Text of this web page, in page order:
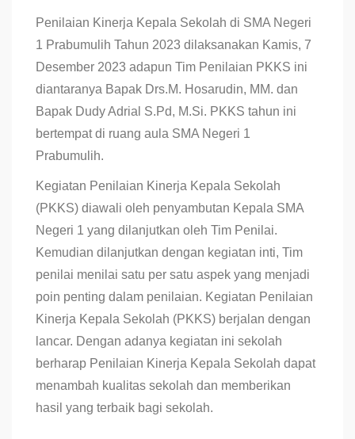
Penilaian Kinerja Kepala Sekolah di SMA Negeri
1 Prabumulih Tahun 2023 dilaksanakan Kamis, 7
Desember 2023 adapun Tim Penilaian PKKS ini
diantaranya Bapak Drs.M. Hosarudin, MM. dan
Bapak Dudy Adrial S.Pd, M.Si. PKKS tahun ini
bertempat di ruang aula SMA Negeri 1
Prabumulih.
Kegiatan Penilaian Kinerja Kepala Sekolah
(PKKS) diawali oleh penyambutan Kepala SMA
Negeri 1 yang dilanjutkan oleh Tim Penilai.
Kemudian dilanjutkan dengan kegiatan inti, Tim
penilai menilai satu per satu aspek yang menjadi
poin penting dalam penilaian. Kegiatan Penilaian
Kinerja Kepala Sekolah (PKKS) berjalan dengan
lancar. Dengan adanya kegiatan ini sekolah
berharap Penilaian Kinerja Kepala Sekolah dapat
menambah kualitas sekolah dan memberikan
hasil yang terbaik bagi sekolah.